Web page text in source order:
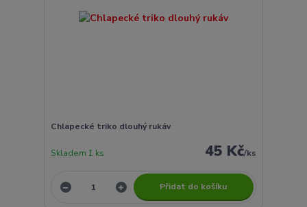
Chlapecké triko dlouhý rukáv
45 Kč/ks
Skladem 1 ks
Přidat do košíku